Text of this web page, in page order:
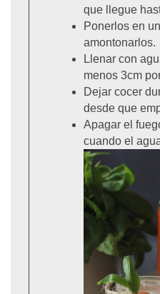
que llegue
Ponerlos en
amontonarlos.
Llenar con
menos 3cm
Dejar cocer
desde que
Apagar el
cuando el